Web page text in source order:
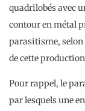
quadrilobés avec
contour en métal
parasitisme, selon
de cette
Pour rappel, le
par lesquels une